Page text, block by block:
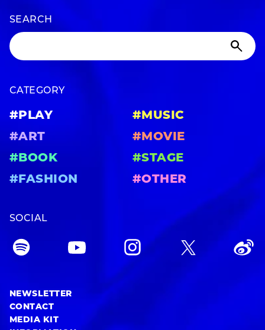
SEARCH
CATEGORY
#PLAY
#MUSIC
#ART
#MOVIE
#BOOK
#STAGE
#FASHION
#OTHER
SOCIAL
NEWSLETTER
CONTACT
MEDIA KIT